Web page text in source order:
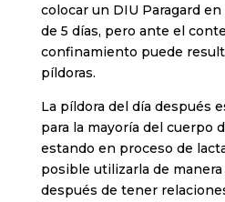
colocar un DIU Paragard
de 5 días, pero ante el
confinamiento puede
píldoras.
La píldora del día después
para la mayoría del cuerpo
estando en proceso de
posible utilizarla de manera
después de tener